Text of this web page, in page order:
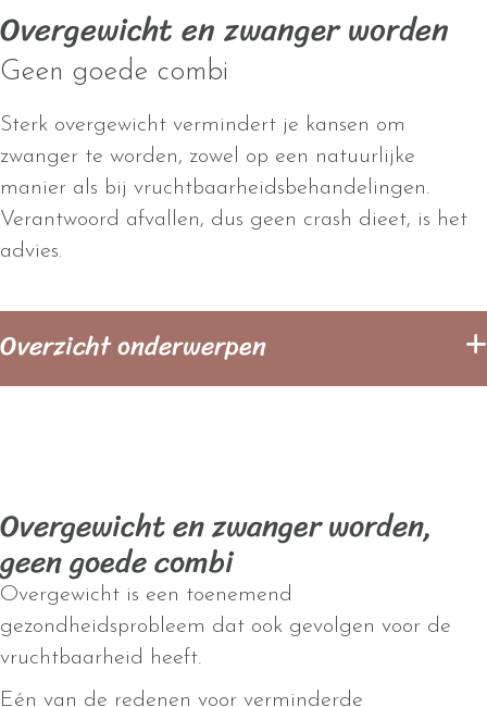
Overgewicht en zwanger worden
Geen goede combi
Sterk overgewicht vermindert je kansen om
zwanger te worden, zowel op een natuurlijke
manier als bij vruchtbaarheidsbehandelingen.
Verantwoord afvallen, dus geen crash dieet, is het
advies.
Overgewicht en zwanger worden,
geen goede combi
Overgewicht is een toenemend
gezondheidsprobleem dat ook gevolgen voor de
vruchtbaarheid heeft.
Eén van de redenen voor verminderde
Overzicht onderwerpen